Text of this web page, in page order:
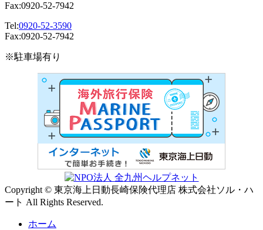
Fax:0920-52-7942
Tel:0920-52-3590
Fax:0920-52-7942
※駐車場有り
Copyright © 東京海上日動長崎保険代理店 株式会社ソル・ハ
ート All Rights Reserved.
ホーム